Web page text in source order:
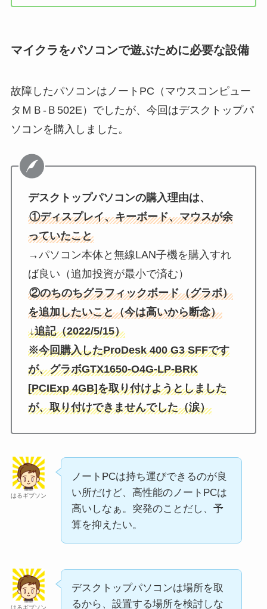
マイクラをパソコンで遊ぶために必要な設備
故障したパソコンはノートPC（マウスコンピュー
タＭＢ-Ｂ502E）でしたが、今回はデスクトップパ
ソコンを購入しました。
デスクトップパソコンの購入理由は、
①ディスプレイ、キーボード、マウスが余
っていたこと
→パソコン本体と無線LAN子機を購入すれ
ば良い（追加投資が最小で済む）
②のちのちグラフィックボード（グラボ）
を追加したいこと（今は高いから断念）
↓追記（2022/5/15）
※今回購入したProDesk 400 G3 SFFです
が、グラボGTX1650-O4G-LP-BRK
[PCIExp 4GB]を取り付けようとしました
が、取り付けできませんでした（涙）
はるギブソン
ノートPCは持ち運びできるのが良
い所だけど、高性能のノートPCは
高いしなぁ。突発のことだし、予
算を抑えたい。
デスクトップパソコンは場所を取
るから、設置する場所を検討しな